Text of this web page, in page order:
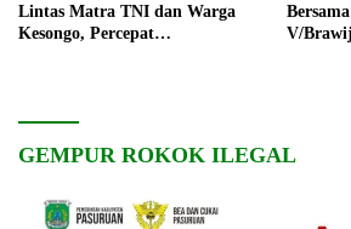
Lintas Matra TNI dan Warga
Kesongo, Percepat
V/
GEMPUR ROKOK ILEGAL